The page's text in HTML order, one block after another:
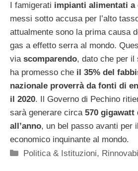
I famigerati impianti alimentati a
messi sotto accusa per l’alto
attualmente sono la prima causa
gas a effetto serra al mondo.
via scomparendo, dato che per il
ha promesso che il 35% del
nazionale proverrà da fonti di
il 2020. Il Governo di Pechino
sarà generare circa 570
all’anno, un bel passo avanti per
economico inquinante al mondo.
Categorie
Politica & Istituzioni,